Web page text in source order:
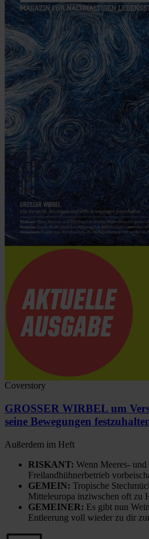
Coverstory
GROSSER WIRBEL um
seine Bewegungen
Außerdem im Heft
RISKANT: Wenn Meeres-
Freilandhühnerbetrieb
GEMEIN: Tropische
Mitteleuropa inziwschen oft zu
GEMEINER: Es gibt nun
Entleerung voll wieder zu dir